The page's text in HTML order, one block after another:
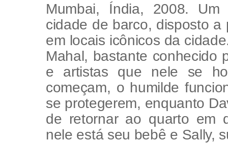
Mumbai, Índia, 2008.
cidade de barco, disposto
em locais icônicos da
Mahal, bastante conhecido
e artistas que nele se
começam, o humilde
se protegerem, enquanto
de retornar ao quarto em
nele está seu bebê e Sally,